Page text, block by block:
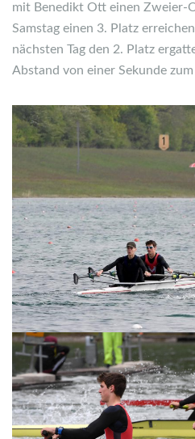
mit Benedikt Ott einen Zweier-
Samstag einen 3. Platz
nächsten Tag den 2. Platz
Abstand von einer Sekunde